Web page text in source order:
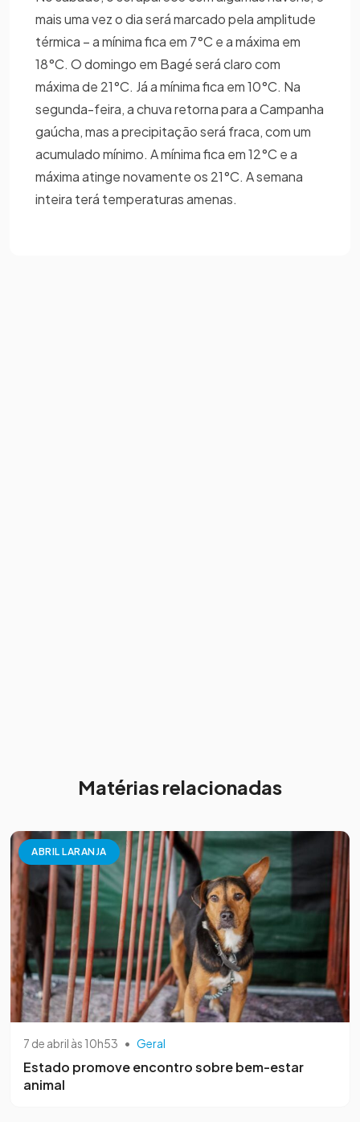
mais uma vez o dia será marcado pela amplitude
térmica – a mínima fica em 7°C e a máxima em
18°C. O domingo em Bagé será claro com
máxima de 21°C. Já a mínima fica em 10°C. Na
segunda-feira, a chuva retorna para a Campanha
gaúcha, mas a precipitação será fraca, com um
acumulado mínimo. A mínima fica em 12°C e a
máxima atinge novamente os 21°C. A semana
inteira terá temperaturas amenas.
Matérias relacionadas
ABRIL LARANJA
7 de abril às 10h53 • Geral
Estado promove encontro sobre bem-estar
animal